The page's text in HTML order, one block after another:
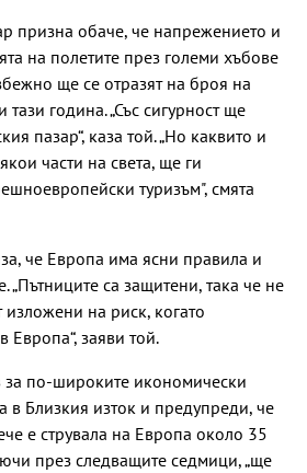
призна обаче, че напрежението и
на полетите през големи хъбове
ще се отразят на броя на
тази година. „Със сигурност ще
пазар“, каза той. „Но каквито и
части на света, ще ги
туризъм", смята
че Европа има ясни правила и
„Пътниците са защитени, така че не
изложени на риск, когато
Европа“, заяви той.
по-широките икономически
в Близкия изток и предупреди, че
е струвала на Европа около 35
през следващите седмици, „ще